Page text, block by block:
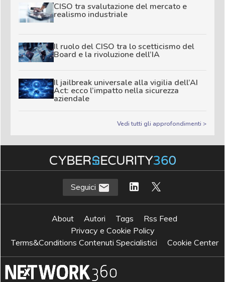
CISO tra svalutazione del mercato e
realismo industriale
Il ruolo del CISO tra lo scetticismo del
Board e la rivoluzione dell’IA
Il jailbreak universale alla vigilia dell’AI
Act: ecco l’impatto nella sicurezza
aziendale
Vedi tutti gli approfondimenti >
Seguici
About Autori Tags
Rss Feed
Privacy e Cookie Policy
Terms&Conditions Contenuti Specialistici
Cookie Center